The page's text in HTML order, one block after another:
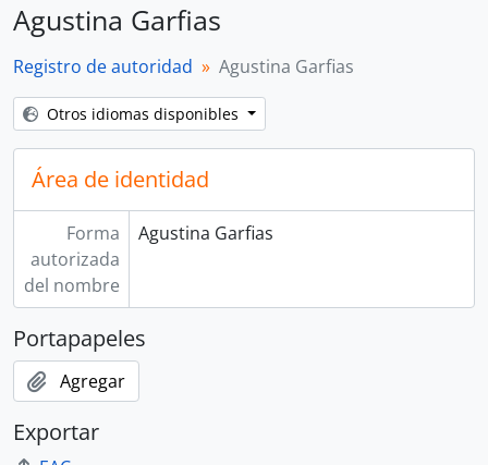
Agustina Garfias
Registro de autoridad Agustina Garfias
Otros idiomas disponibles
Área de identidad
Forma
autorizada
del nombre
Agustina Garfias
Portapapeles
Agregar
Exportar